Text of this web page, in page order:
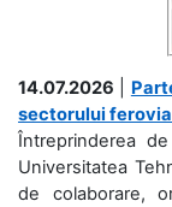
14.07.2026
sectorului
Întreprinderea
Universitatea
de colaborare,